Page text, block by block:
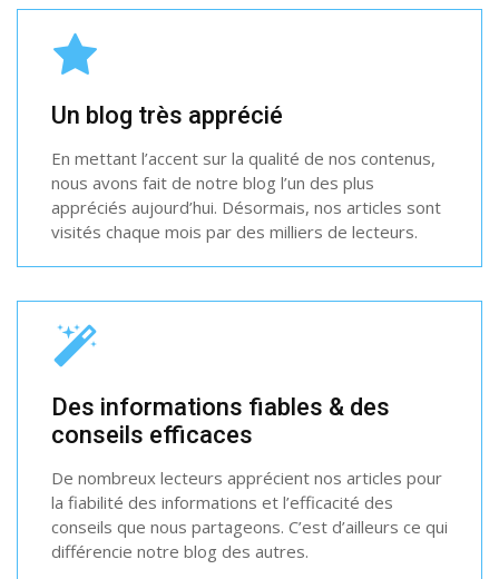
Un blog très apprécié
En mettant l’accent sur la qualité de nos contenus,
nous avons fait de notre blog l’un des plus
appréciés aujourd’hui. Désormais, nos articles sont
visités chaque mois par des milliers de lecteurs.
Des informations fiables & des
conseils efficaces
De nombreux lecteurs apprécient nos articles pour
la fiabilité des informations et l’efficacité des
conseils que nous partageons. C’est d’ailleurs ce qui
différencie notre blog des autres.